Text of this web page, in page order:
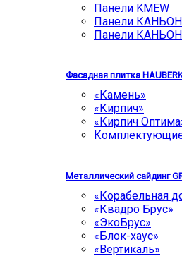
Панели KMEW
Панели
Панели КАНЬОН
Фасадная плитка
«Камень»
«Кирпич»
«Кирпич
Металлический сайдинг
«Корабельная
«Квадро Брус»
«ЭкоБрус»
«Блок-хаус»
«Вертикаль»